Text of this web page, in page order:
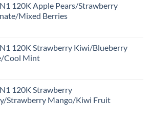
120K Apple Pears/Strawberry
Mixed Berries
120K Strawberry Kiwi/Blueberry
Cool Mint
120K Strawberry
Strawberry Mango/Kiwi Fruit